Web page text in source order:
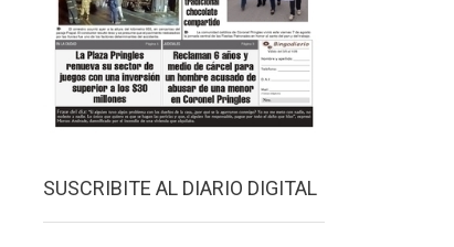
SUSCRIBITE AL DIARIO DIGITAL